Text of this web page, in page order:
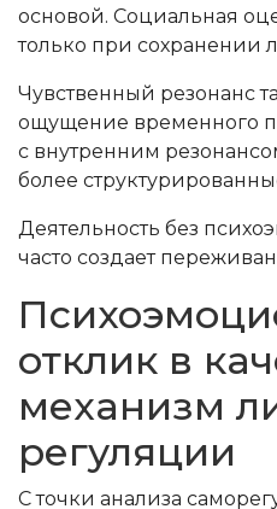
основой. Социальная
только при сохранении
Чувственный резонанс
ощущение временного
с внутренним
более
Деятельность без
часто создает
отклик в
механизм
регуляции
С точки анализа